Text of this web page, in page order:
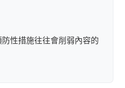
性措施往往會削弱內容的